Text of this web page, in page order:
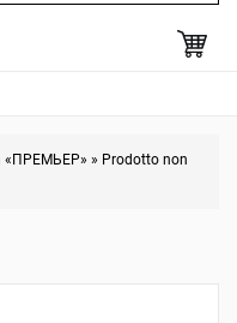
«ПРЕМЬЕР» » Prodotto non